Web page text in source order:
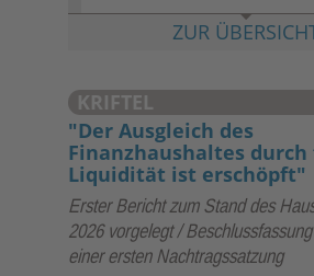
ZUR
KRIFTEL
"Der Ausgleich des
Finanzhaushaltes
Liquidität ist erschöpft"
Erster Bericht zum Stand des
2026 vorgelegt /
einer ersten Nachtragssatzung